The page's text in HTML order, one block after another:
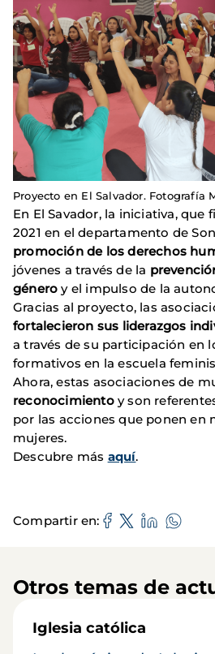
Proyecto en El Salvador. Fotografía
En El Savador, la iniciativa, que
2021 en el departamento de
promoción de los derechos
jóvenes a través de la
género y el impulso de la
Gracias al proyecto, las
fortalecieron sus liderazgos
a través de su participación en
formativos en la escuela
Ahora, estas asociaciones de
reconocimientoy son
por las acciones que ponen en
mujeres.
Descubre más aquí.
Compartir en
Otros temas de
Iglesia católica